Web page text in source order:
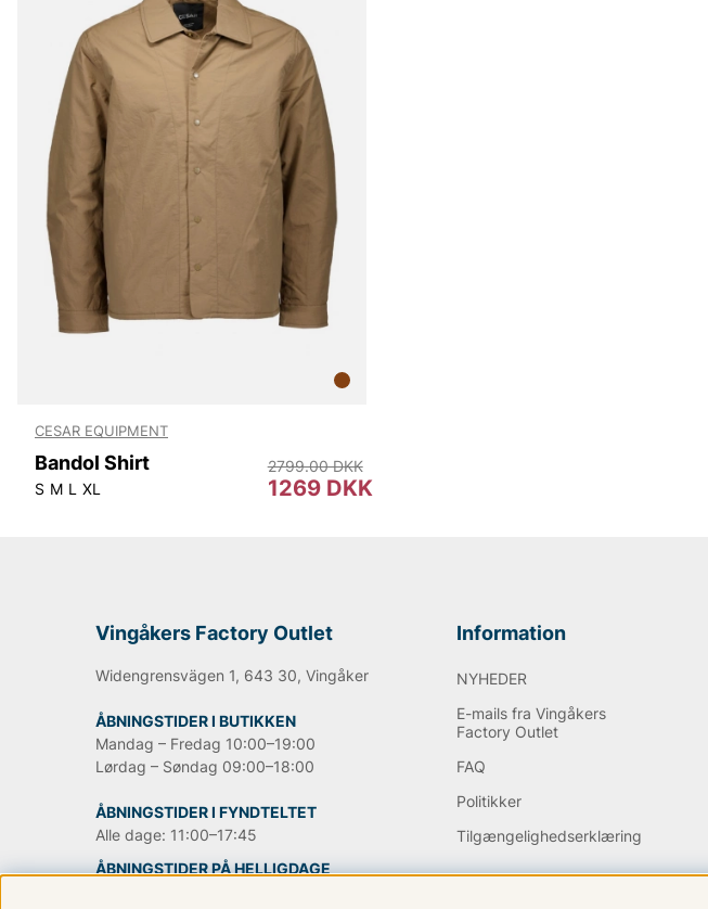
CESAR EQUIPMENT
Bandol Shirt
S M L XL 1269 DKK
2799.00 DKK
Vingåkers Factory Outlet
Widengrensvägen 1, 643 30, Vingåker
ÅBNINGSTIDER I BUTIKKEN
Mandag – Fredag 10:00–19:00
Lørdag – Søndag 09:00–18:00
ÅBNINGSTIDER I FYNDTELTET
Alle dage: 11:00–17:45
ÅBNINGSTIDER PÅ HELLIGDAGE
Information
NYHEDER
E-mails fra Vingåkers
Factory Outlet
FAQ
Politikker
Tilgængelighedserklæring